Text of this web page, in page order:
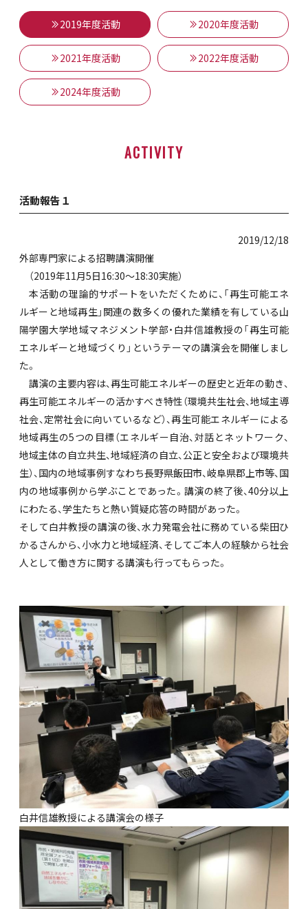
2019年度活動 2020年度活動
2021年度活動 2022年度活動
2024年度活動
ACTIVITY
活動報告１
2019/12/18
外部専門家による招聘講演開催
（2019年11月5日16:30～18:30実施）
本活動の理論的サポートをいただくために、「再生可能エネ
ルギーと地域再生」関連の数多くの優れた業績を有している山
陽学園大学地域マネジメント学部・白井信雄教授の「再生可能
エネルギーと地域づくり」というテーマの講演会を開催しまし
た。
講演の主要内容は、再生可能エネルギーの歴史と近年の動き、
再生可能エネルギーの活かすべき特性（環境共生社会、地域主導
社会、定常社会に向いているなど）、再生可能エネルギーによる
地域再生の5つの目標（エネルギー自治、対話とネットワーク、
地域主体の自立共生、地域経済の自立、公正と安全および環境共
生）、国内の地域事例すなわち長野県飯田市、岐阜県郡上市等、国
内の地域事例から学ぶことであった。講演の終了後、40分以上
にわたる、学生たちと熱い質疑応答の時間があった。
そして白井教授の講演の後、水力発電会社に務めている柴田ひ
かるさんから、小水力と地域経済、そしてご本人の経験から社会
人として働き方に関する講演も行ってもらった。
白井信雄教授による講演会の様子